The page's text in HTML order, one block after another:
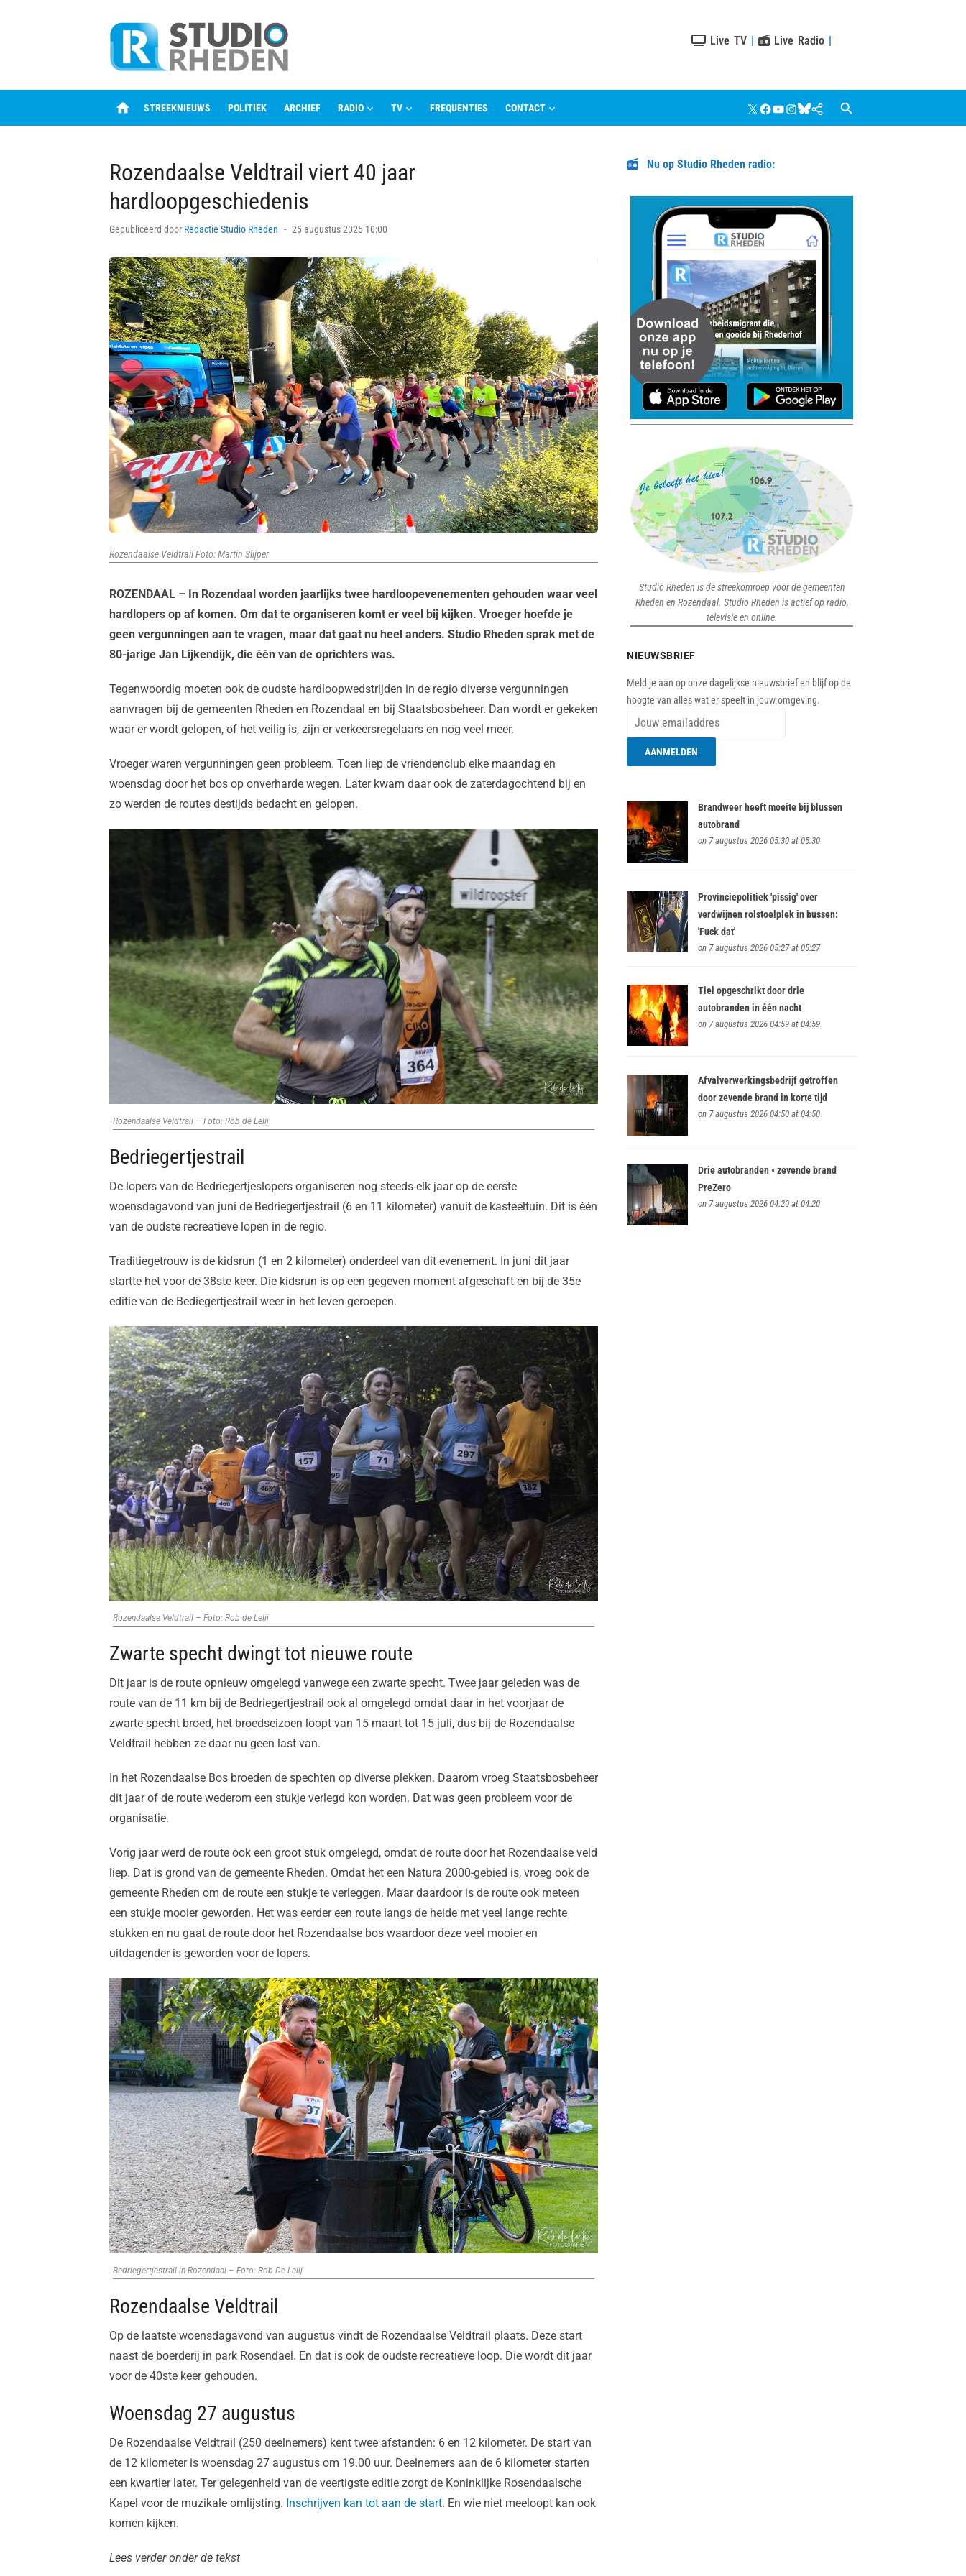
Live TV | Live Radio |
home STREEKNIEUWS POLITIEK ARCHIEF RADIO TV FREQUENTIES CONTACT X Facebook
YouTube
Instagram
Bluesky
Google
Nieuws
Rozendaalse Veldtrail viert 40 jaar
hardloopgeschiedenis
Gepubliceerd door Redactie Studio Rheden
Posted
25 augustus 2025 10:00
Rozendaalse Veldtrail Foto: Martin Slijper
ROZENDAAL – In Rozendaal worden jaarlijks twee hardloopevenementen gehouden waar veel
hardlopers op af komen. Om dat te organiseren komt er veel bij kijken. Vroeger hoefde je
geen vergunningen aan te vragen, maar dat gaat nu heel anders. Studio Rheden sprak met de
80-jarige Jan Lijkendijk, die één van de oprichters was.
Tegenwoordig moeten ook de oudste hardloopwedstrijden in de regio diverse vergunningen
aanvragen bij de gemeenten Rheden en Rozendaal en bij Staatsbosbeheer. Dan wordt er gekeken
waar er wordt gelopen, of het veilig is, zijn er verkeersregelaars en nog veel meer.
Vroeger waren vergunningen geen probleem. Toen liep de vriendenclub elke maandag en
woensdag door het bos op onverharde wegen. Later kwam daar ook de zaterdagochtend bij en
zo werden de routes destijds bedacht en gelopen.
Rozendaalse Veldtrail – Foto: Rob de Lelij
Bedriegertjestrail
De lopers van de Bedriegertjeslopers organiseren nog steeds elk jaar op de eerste
woensdagavond van juni de Bedriegertjestrail (6 en 11 kilometer) vanuit de kasteeltuin. Dit is één
van de oudste recreatieve lopen in de regio.
Traditiegetrouw is de kidsrun (1 en 2 kilometer) onderdeel van dit evenement. In juni dit jaar
startte het voor de 38ste keer. Die kidsrun is op een gegeven moment afgeschaft en bij de 35e
editie van de Bediegertjestrail weer in het leven geroepen.
Rozendaalse Veldtrail – Foto: Rob de Lelij
Zwarte specht dwingt tot nieuwe route
Dit jaar is de route opnieuw omgelegd vanwege een zwarte specht. Twee jaar geleden was de
route van de 11 km bij de Bedriegertjestrail ook al omgelegd omdat daar in het voorjaar de
zwarte specht broed, het broedseizoen loopt van 15 maart tot 15 juli, dus bij de Rozendaalse
Veldtrail hebben ze daar nu geen last van.
In het Rozendaalse Bos broeden de spechten op diverse plekken. Daarom vroeg Staatsbosbeheer
dit jaar of de route wederom een stukje verlegd kon worden. Dat was geen probleem voor de
organisatie.
Vorig jaar werd de route ook een groot stuk omgelegd, omdat de route door het Rozendaalse veld
liep. Dat is grond van de gemeente Rheden. Omdat het een Natura 2000-gebied is, vroeg ook de
gemeente Rheden om de route een stukje te verleggen. Maar daardoor is de route ook meteen
een stukje mooier geworden. Het was eerder een route langs de heide met veel lange rechte
stukken en nu gaat de route door het Rozendaalse bos waardoor deze veel mooier en
uitdagender is geworden voor de lopers.
Bedriegertjestrail in Rozendaal – Foto: Rob De Lelij
Rozendaalse Veldtrail
Op de laatste woensdagavond van augustus vindt de Rozendaalse Veldtrail plaats. Deze start
naast de boerderij in park Rosendael. En dat is ook de oudste recreatieve loop. Die wordt dit jaar
voor de 40ste keer gehouden.
Woensdag 27 augustus
De Rozendaalse Veldtrail (250 deelnemers) kent twee afstanden: 6 en 12 kilometer. De start van
de 12 kilometer is woensdag 27 augustus om 19.00 uur. Deelnemers aan de 6 kilometer starten
een kwartier later. Ter gelegenheid van de veertigste editie zorgt de Koninklijke Rosendaalsche
Kapel voor de muzikale omlijsting. Inschrijven kan tot aan de start. En wie niet meeloopt kan ook
komen kijken.
Lees verder onder de tekst
Nu op Studio Rheden radio:
Studio Rheden is de streekomroep voor de gemeenten
Rheden en Rozendaal. Studio Rheden is actief op radio,
televisie en online.
NIEUWSBRIEF
Meld je aan op onze dagelijkse nieuwsbrief en blijf op de
hoogte van alles wat er speelt in jouw omgeving.
Brandweer heeft moeite bij blussen
autobrand
on 7 augustus 2026 05:30 at 05:30
Provinciepolitiek 'pissig' over
verdwijnen rolstoelplek in bussen:
'Fuck dat'
on 7 augustus 2026 05:27 at 05:27
Tiel opgeschrikt door drie
autobranden in één nacht
on 7 augustus 2026 04:59 at 04:59
Afvalverwerkingsbedrijf getroffen
door zevende brand in korte tijd
on 7 augustus 2026 04:50 at 04:50
Drie autobranden • zevende brand
PreZero
on 7 augustus 2026 04:20 at 04:20